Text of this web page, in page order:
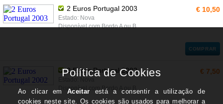
2 Euros Portugal 2003
Estado: Nova
Disponível com Bordo A ou B
€ 10,50
COMPRAR
2 Euros Portugal 2002
Disponível com Bordo A ou B
€ 7,50